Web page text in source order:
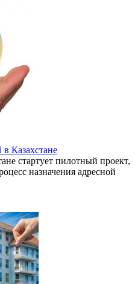
Казахстане
стартует пилотный проект,
назначения адресной